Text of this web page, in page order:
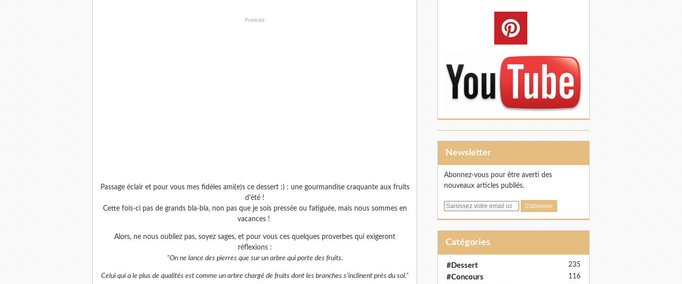
Publicité
Passage éclair et pour vous mes fidèles ami(e)s ce dessert :) : une gourmandise craquante aux fruits
d'été !
Cette fois-ci pas de grands bla-bla, non pas que je sois pressée ou fatiguée, mais nous sommes en
vacances !
Alors, ne nous oubliez pas, soyez sages, et pour vous ces quelques proverbes qui exigeront
réflexions :
"On ne lance des pierres que sur un arbre qui porte des fruits.
Celui qui a le plus de qualités est comme un arbre chargé de fruits dont les branches s’inclinent près du sol."
Newsletter
Abonnez-vous pour être averti des
nouveaux articles publiés.
E
Catégories
#Dessert 235
#Concours 116